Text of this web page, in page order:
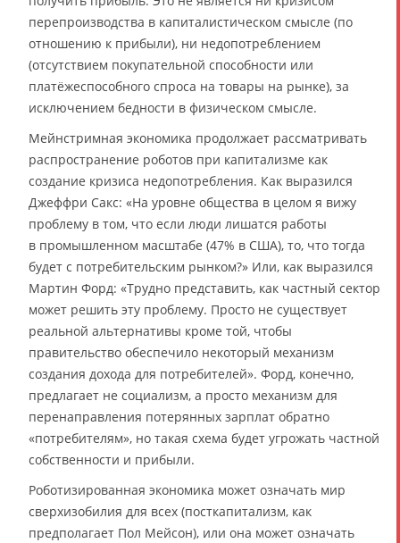
перепроизводства в капиталистическом смысле (по
отношению к прибыли), ни недопотреблением
(отсутствием покупательной способности или
платёжеспособного спроса на товары на рынке), за
исключением бедности в физическом смысле.
Мейнстримная экономика продолжает рассматривать
распространение роботов при капитализме как
создание кризиса недопотребления. Как выразился
Джеффри Сакс: «На уровне общества в целом я вижу
проблему в том, что если люди лишатся работы
в промышленном масштабе (47% в США), то, что тогда
будет с потребительским рынком?» Или, как выразился
Мартин Форд: «Трудно представить, как частный сектор
может решить эту проблему. Просто не существует
реальной альтернативы кроме той, чтобы
правительство обеспечило некоторый механизм
создания дохода для потребителей». Форд, конечно,
предлагает не социализм, а просто механизм для
перенаправления потерянных зарплат обратно
«потребителям», но такая схема будет угрожать частной
собственности и прибыли.
Роботизированная экономика может означать мир
сверхизобилия для всех (посткапитализм, как
предполагает Пол Мейсон), или она может означать